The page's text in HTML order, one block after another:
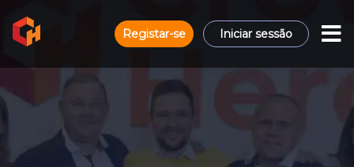
Registar-se Iniciar sessão